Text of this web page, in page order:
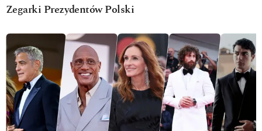
Zegarki Prezydentów Polski